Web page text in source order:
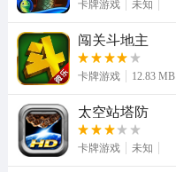
卡牌游戏 未知
闯关斗地主
卡牌游戏 12.83 MB
太空站塔防
卡牌游戏 未知